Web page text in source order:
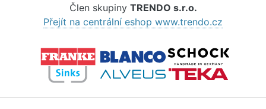
Člen skupiny TRENDO s.r.o.
Přejít na centrální eshop www.trendo.cz